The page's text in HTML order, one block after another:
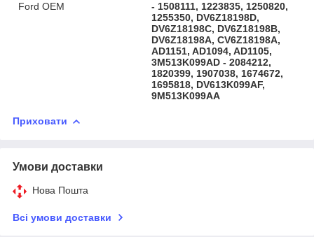
Ford OEM
- 1508111, 1223835, 1250820,
1255350, DV6Z18198D,
DV6Z18198C, DV6Z18198B,
DV6Z18198A, CV6Z18198A,
AD1151, AD1094, AD1105,
3M513K099AD - 2084212,
1820399, 1907038, 1674672,
1695818, DV613K099AF,
9M513K099AA
Приховати
Умови доставки
Нова Пошта
Всі умови доставки